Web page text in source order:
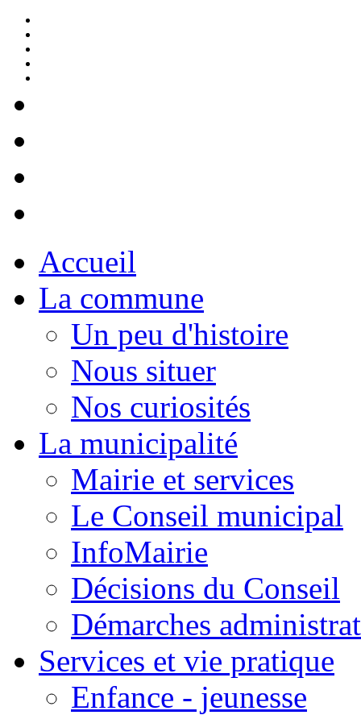
Accueil
La commune
Un peu d'histoire
Nous situer
Nos curiosités
La municipalité
Mairie et services
Le Conseil municipal
InfoMairie
Décisions du Conseil
Démarches
Services et vie pratique
Enfance - jeunesse